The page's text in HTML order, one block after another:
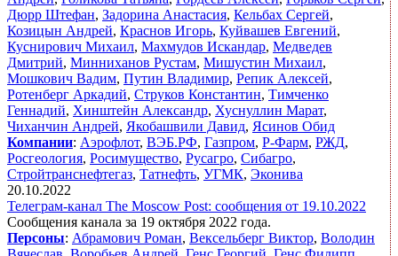
Дюрр Штефан, Задорина Анастасия, Кельбах Сергей,
Козицын Андрей, Краснов Игорь, Куйвашев Евгений,
Куснирович Михаил, Махмудов Искандар, Медведев
Дмитрий, Минниханов Рустам, Мишустин Михаил,
Мошкович Вадим, Путин Владимир, Репик Алексей,
Ротенберг Аркадий, Струков Константин, Тимченко
Геннадий, Хинштейн Александр, Хуснуллин Марат,
Чиханчин Андрей, Якобашвили Давид, Ясинов Обид
Компании: Аэрофлот, ВЭБ.РФ, Газпром, Р-Фарм, РЖД,
Росгеология, Росимущество, Русагро, Сибагро,
Стройтранснефтегаз, Татнефть, УГМК, Эконива
20.10.2022
Телеграм-канал The Moscow Post: сообщения от 19.10.2022
Сообщения канала за 19 октября 2022 года.
Персоны: Абрамович Роман, Вексельберг Виктор, Володин